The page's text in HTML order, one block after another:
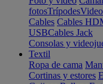
fotosTrípodes
Cables Cables
USBCables Jack
Consolas y
Textil
Ropa de cama
Cortinas y estores